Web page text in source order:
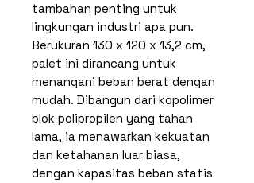
tambahan penting untuk
lingkungan industri apa pun.
Berukuran 130 x 120 x 13,2 cm,
palet ini dirancang untuk
menangani beban berat dengan
mudah. Dibangun dari kopolimer
blok polipropilen yang tahan
lama, ia menawarkan kekuatan
dan ketahanan luar biasa,
dengan kapasitas beban statis